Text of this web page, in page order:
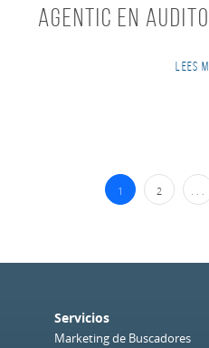
agentic en
LEES
Navegación
1 2
Servicios
Marketing de Buscadores